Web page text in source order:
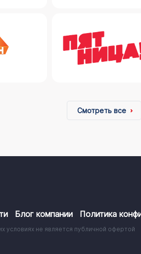
Смотреть все
Блог компании Политика
условиях не является публичной офертой